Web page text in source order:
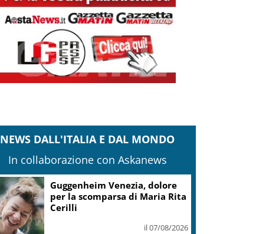
NEWS DALL'ITALIA E DAL MONDO
In collaborazione con Askanews
Guggenheim Venezia, dolore
per la scomparsa di Maria Rita
Cerilli
il 07/08/2026